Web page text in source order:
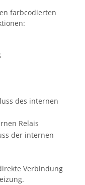
farbcodierten
des internen
Relais
der internen
Verbindung